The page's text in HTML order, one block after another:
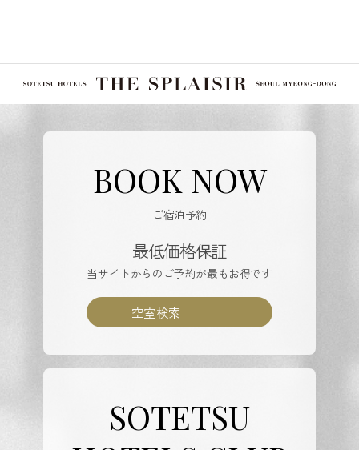
BOOK NOW
ご宿泊予約
最低価格保証
当サイトからのご予約が最もお得です
空室検索
SOTETSU